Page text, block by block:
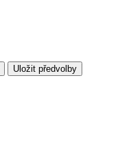
Uložit předvolby